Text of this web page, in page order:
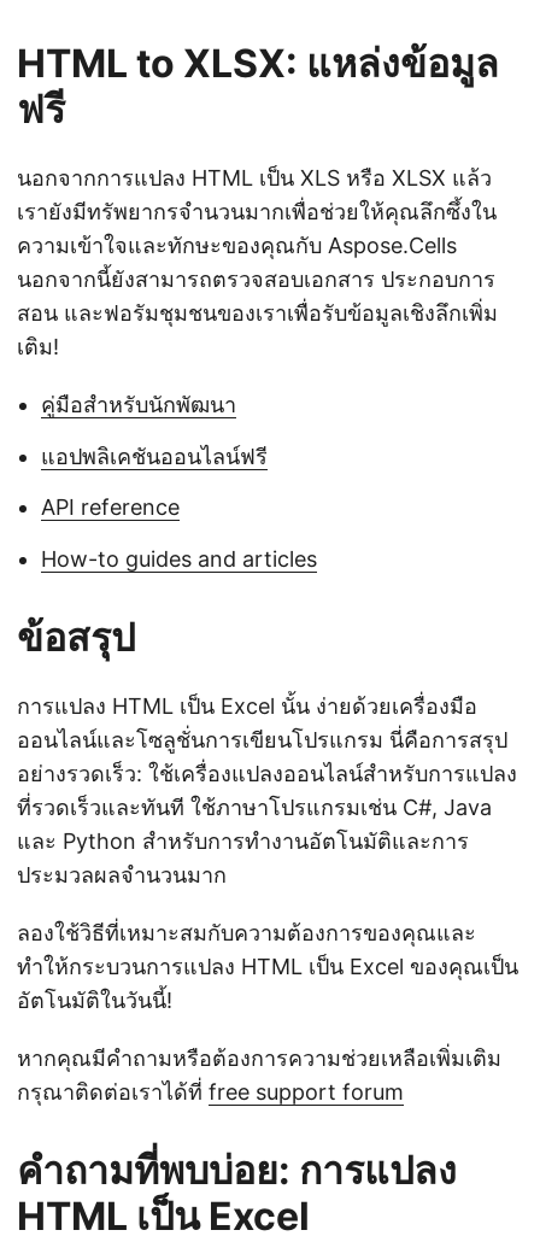
HTML to XLSX: แหล่งข้อมูล
ฟรี
นอกจากการแปลง HTML เป็น XLS หรือ XLSX แล้ว
เรายังมีทรัพยากรจำนวนมากเพื่อช่วยให้คุณลึกซึ้งใน
ความเข้าใจและทักษะของคุณกับ Aspose.Cells
นอกจากนี้ยังสามารถตรวจสอบเอกสาร ประกอบการ
สอน และฟอรัมชุมชนของเราเพื่อรับข้อมูลเชิงลึกเพิ่ม
เติม!
คู่มือสำหรับนักพัฒนา
แอปพลิเคชันออนไลน์ฟรี
API reference
How-to guides and articles
ข้อสรุป
การแปลง HTML เป็น Excel นั้น ง่ายด้วยเครื่องมือ
ออนไลน์และโซลูชั่นการเขียนโปรแกรม นี่คือการสรุป
อย่างรวดเร็ว: ใช้เครื่องแปลงออนไลน์สำหรับการแปลง
ที่รวดเร็วและทันที ใช้ภาษาโปรแกรมเช่น C#, Java
และ Python สำหรับการทำงานอัตโนมัติและการ
ประมวลผลจำนวนมาก
ลองใช้วิธีที่เหมาะสมกับความต้องการของคุณและ
ทำให้กระบวนการแปลง HTML เป็น Excel ของคุณเป็น
อัตโนมัติในวันนี้!
หากคุณมีคำถามหรือต้องการความช่วยเหลือเพิ่มเติม
กรุณาติดต่อเราได้ที่ free support forum
คำถามที่พบบ่อย: การแปลง
HTML เป็น Excel